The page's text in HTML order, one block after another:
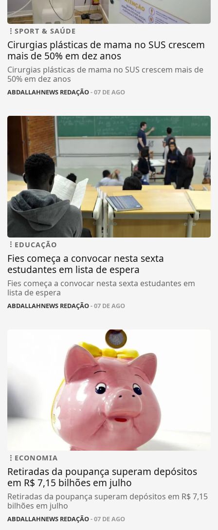
SPORT & SAÚDE
Cirurgias plásticas de mama no SUS crescem
mais de 50% em dez anos
Cirurgias plásticas de mama no SUS crescem mais de
50% em dez anos
ABDALLAHNEWS REDAÇÃO- 07 DE AGO
EDUCAÇÃO
Fies começa a convocar nesta sexta
estudantes em lista de espera
Fies começa a convocar nesta sexta estudantes em
lista de espera
ABDALLAHNEWS REDAÇÃO- 07 DE AGO
ECONOMIA
Retiradas da poupança superam depósitos
em R$ 7,15 bilhões em julho
Retiradas da poupança superam depósitos em R$ 7,15
bilhões em julho
ABDALLAHNEWS REDAÇÃO- 07 DE AGO